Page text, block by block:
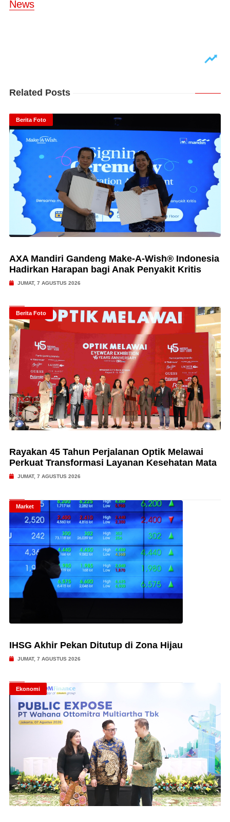
News
Related Posts
Berita Foto
AXA Mandiri Gandeng Make-A-Wish® Indonesia
Hadirkan Harapan bagi Anak Penyakit Kritis
JUMAT, 7 AGUSTUS 2026
Berita Foto
Rayakan 45 Tahun Perjalanan Optik Melawai
Perkuat Transformasi Layanan Kesehatan Mata
JUMAT, 7 AGUSTUS 2026
Market
IHSG Akhir Pekan Ditutup di Zona Hijau
JUMAT, 7 AGUSTUS 2026
Ekonomi